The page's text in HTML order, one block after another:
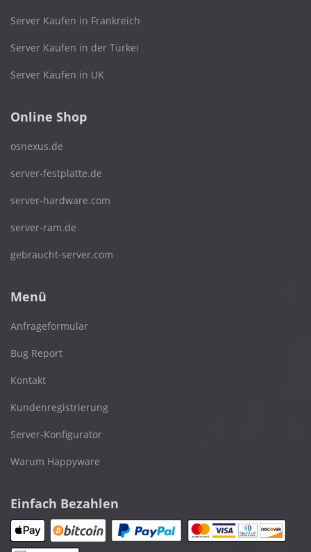
Server Kaufen in Frankreich
Server Kaufen in der Türkei
Server Kaufen in UK
Online Shop
osnexus.de
server-festplatte.de
server-hardware.com
server-ram.de
gebraucht-server.com
Menü
Anfrageformular
Bug Report
Kontakt
Kundenregistrierung
Server-Konfigurator
Warum Happyware
Einfach Bezahlen